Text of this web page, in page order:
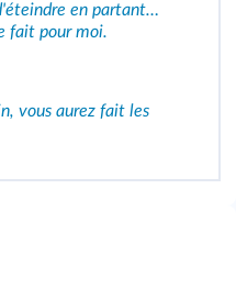
en partant…
fait pour moi.
vous aurez fait les